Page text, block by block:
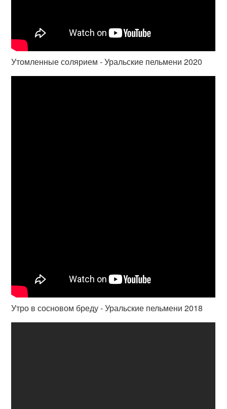
Утомленные солярием - Уральские пельмени 2020
Утро в сосновом бреду - Уральские пельмени 2018